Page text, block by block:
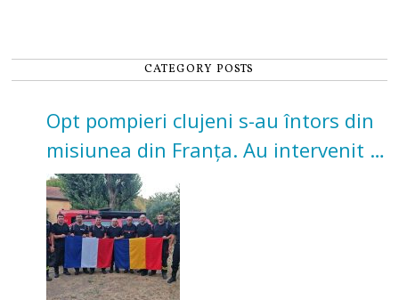
CATEGORY POSTS
Opt pompieri clujeni s-au întors din
misiunea din Franța. Au intervenit la
incendii de vegetație și pădure